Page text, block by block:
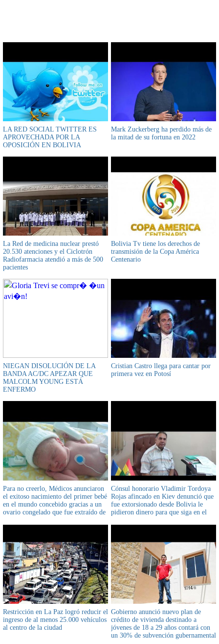
LA RED SOCIAL TWITTER ES
APROVECHADA POR LA
OPOSICIÓN EN BOLIVIA
Mark Zuckerberg ha perdido más de
la mitad de su fortuna en 2022
La Red de medicina nuclear prestó
20.530 atenciones y el Ciclotrón
Radiofarmacia atendió a más de 500
pacientes
Bolivia Tv tiene los derechos de
transmisión de la Copa América
Centenario
NIEGAN DISOLUCIÓN DE LA
BANDA AC/DC APEZAR QUE
MALCOLM YOUNG ESTÁ
ENFERMO
Cristian Castro llega para cantar por
primera vez en Potosí
Para no creerlo, Médicos anunciaron
el exitoso nacimiento del primer bebé
en el mundo concebido gracias a un
ovario congelado que fue extraído de
Cónsul honorario Vladimir Tordoya
Rojas afincado en Kiev denunció que
fue extorsionado desde Bolivia le
pidieron dinero para que siga en el
Restricción en La Paz logró reducir el
ingreso de al menos 25.000 vehículos
al centro de la ciudad
Gobierno anunció nuevo plan de
crédito de vivienda destinado a
jóvenes de 18 a 29 años contará con
un 30% de subvención gubernamental